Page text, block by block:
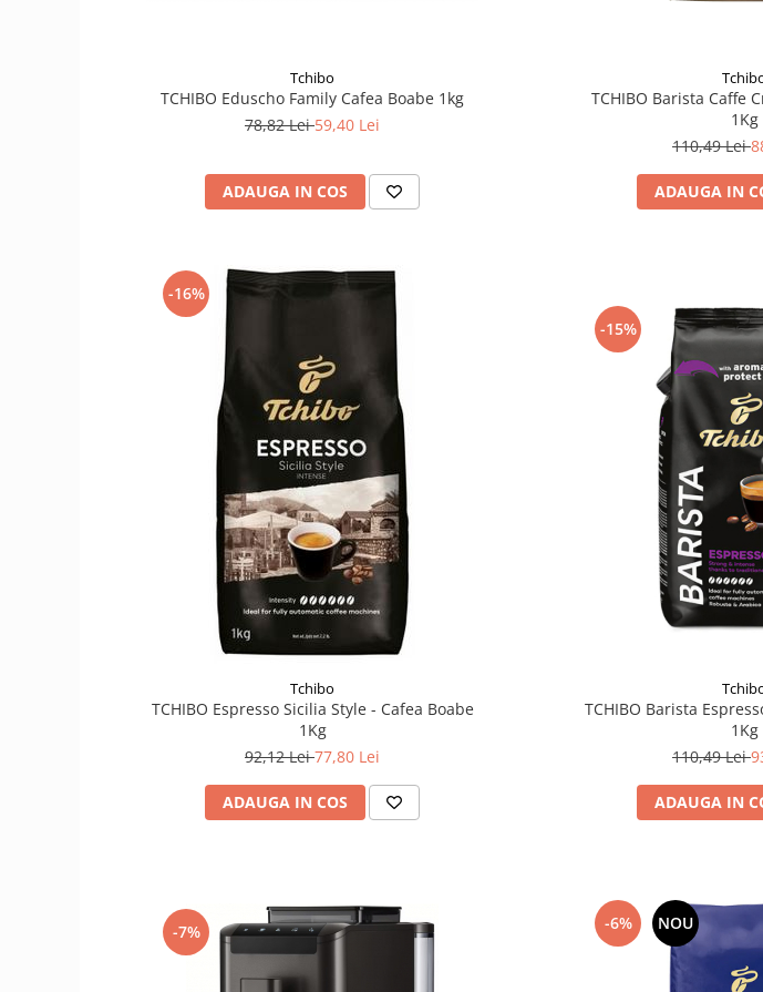
Tchibo
TCHIBO Eduscho Family Cafea Boabe 1kg
78,82 Lei59,40 Lei
ADAUGA IN COS
TCHIBO Barista Caffe
1Kg
110,49 Lei
ADAUGA IN
-16%
Tchibo
TCHIBO Espresso Sicilia Style - Cafea Boabe
1Kg
92,12 Lei77,80 Lei
ADAUGA IN COS
-15%
TCHIBO Barista
1Kg
110,49 Lei
ADAUGA IN
-7% -6% NOU